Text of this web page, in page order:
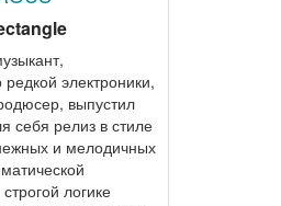
электроники,
выпустил
себя релиз в стиле
и мелодичных
логике